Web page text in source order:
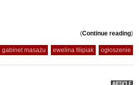
(Continue reading)
gabinet masażu ewelina filipiak ogłoszenie